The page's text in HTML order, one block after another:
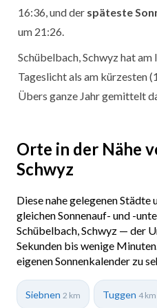
16:36, und der späteste
um 21:26.
Schübelbach, Schwyz hat am
Tageslicht als am kürzesten
Übers ganze Jahr gemittelt
Orte in der Nähe
Schwyz
Diese nahe gelegenen
gleichen Sonnenauf- und -
Schübelbach, Schwyz — der
Sekunden bis wenige
eigenen Sonnenkalender zu
Siebnen 2 km Tuggen 4 km